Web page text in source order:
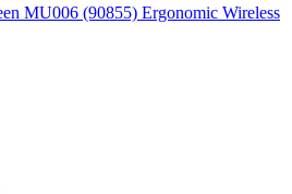
MU006 (90855) Ergonomic Wireless